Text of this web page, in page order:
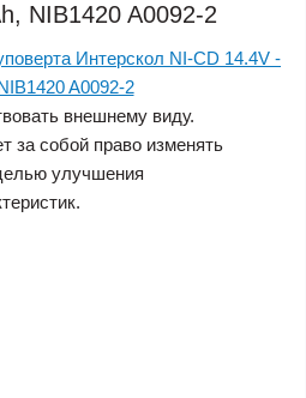
NIB1420 A0092-2
внешнему виду.
за собой право изменять
улучшения